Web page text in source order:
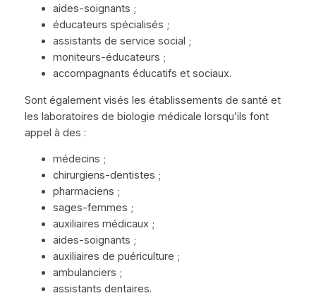
aides-soignants ;
éducateurs spécialisés ;
assistants de service social ;
moniteurs-éducateurs ;
accompagnants éducatifs et sociaux.
Sont également visés les établissements de santé et
les laboratoires de biologie médicale lorsqu’ils font
appel à des :
médecins ;
chirurgiens-dentistes ;
pharmaciens ;
sages-femmes ;
auxiliaires médicaux ;
aides-soignants ;
auxiliaires de puériculture ;
ambulanciers ;
assistants dentaires.